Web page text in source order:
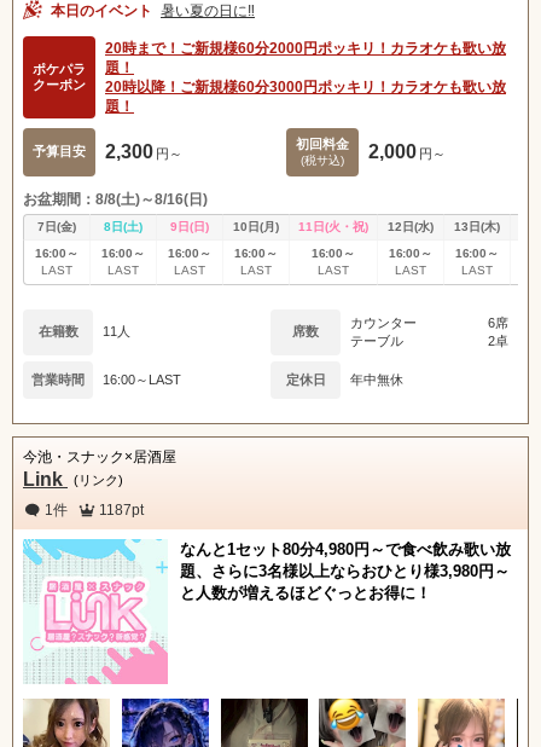
本日のイベント 暑い夏の日に‼️
ポケパラ
クーポン
20時まで！ご新規様60分2000円ポッキリ！カラオケも歌い放
題！
20時以降！ご新規様60分3000円ポッキリ！カラオケも歌い放
題！
予算目安 2,300 円～
初回料金
(税サ込) 2,000 円～
お盆期間：8/8(土)～8/16(日)
7日(金) 8日(土) 9日(日) 10日(月) 11日(火・祝) 12日(水) 13日(木)
16:00～
LAST
16:00～
LAST
16:00～
LAST
16:00～
LAST
16:00～
LAST
16:00～
LAST
16:00～
LAST
在籍数 11人 席数
カウンター
6席
テーブル
2卓
営業時間 16:00～LAST 定休日 年中無休
今池・スナック×居酒屋
Link (リンク)
1件 1187pt
なんと1セット80分4,980円～で食べ飲み歌い放
題、さらに3名様以上ならおひとり様3,980円～
と人数が増えるほどぐっとお得に！